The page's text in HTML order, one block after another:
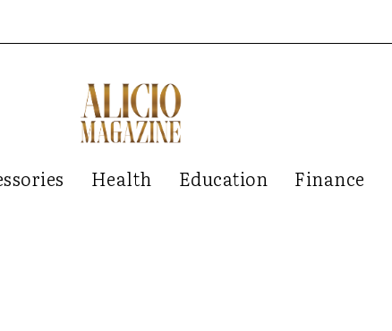
Health Education Finance